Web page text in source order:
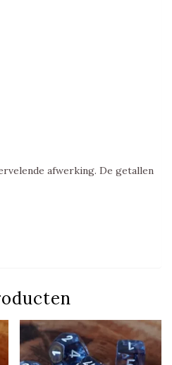
afwerking. De getallen